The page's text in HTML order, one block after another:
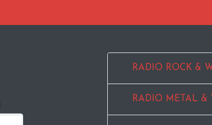
RADIO ROCK &
RADIO METAL &